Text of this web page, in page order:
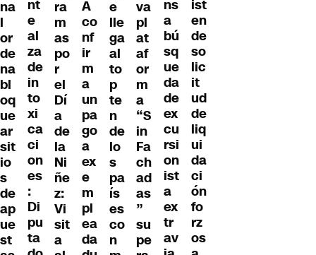
na
l
or
de
na
bl
oq
ue
ar
sit
io
s
de
ap
ue
st
nt
e
al
za
de
in
to
xi
ca
ci
on
es
:
Di
pu
ta
ra
m
as
po
r
el
Dí
a
de
la
Ni
ñe
z:
Vi
sit
a
A
co
nf
ir
m
a
un
pa
go
a
ex
e
m
pl
ea
da
e
lle
ga
al
to
p
te
n
de
lo
s
pa
ís
es
co
n
va
pl
at
af
or
m
a
“S
in
Fa
ch
ad
as
”
su
pe
ns
a
bú
sq
ue
da
de
ex
cu
rsi
on
ist
a
ex
tr
av
ist
en
de
so
lic
it
ud
de
liq
ui
da
ci
ón
fo
rz
os